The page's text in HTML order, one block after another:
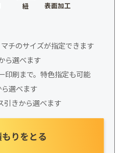
紐 表面加工
チのサイズが指定できます
ら選べます
印刷まで。特色指定も可能
選べます
引きから選べます